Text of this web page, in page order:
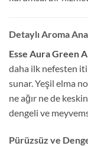
Detaylı Aroma
Esse Aura Green
daha ilk nefesten
sunar. Yeşil elma
ne ağır ne de
dengeli ve
Pürüzsüz ve